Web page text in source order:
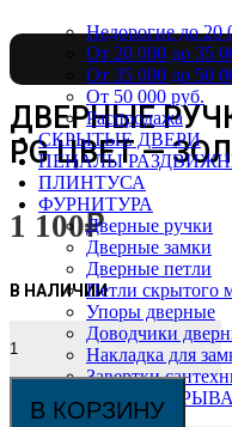
Недорогие до 20
От 20 000 до 35
От 35 000 до 50
От 50 000 руб.
Распродажа
СКРЫТЫЕ ДВЕРИ
ПЕНАЛЫ
ПЛИНТУСА
ФУРНИТУРА
Дверные ручки
Дверные замки
Дверные петли
Петли скрытого
Упоры дверные
Доводчики
Накладка для
Завертки
СИСТЕМЫ
ДВЕРНЫЕ
PG ЦВЕТ —
1 100₽
Количество
товара
Дверные
Rucetti
В КОРЗИНУ